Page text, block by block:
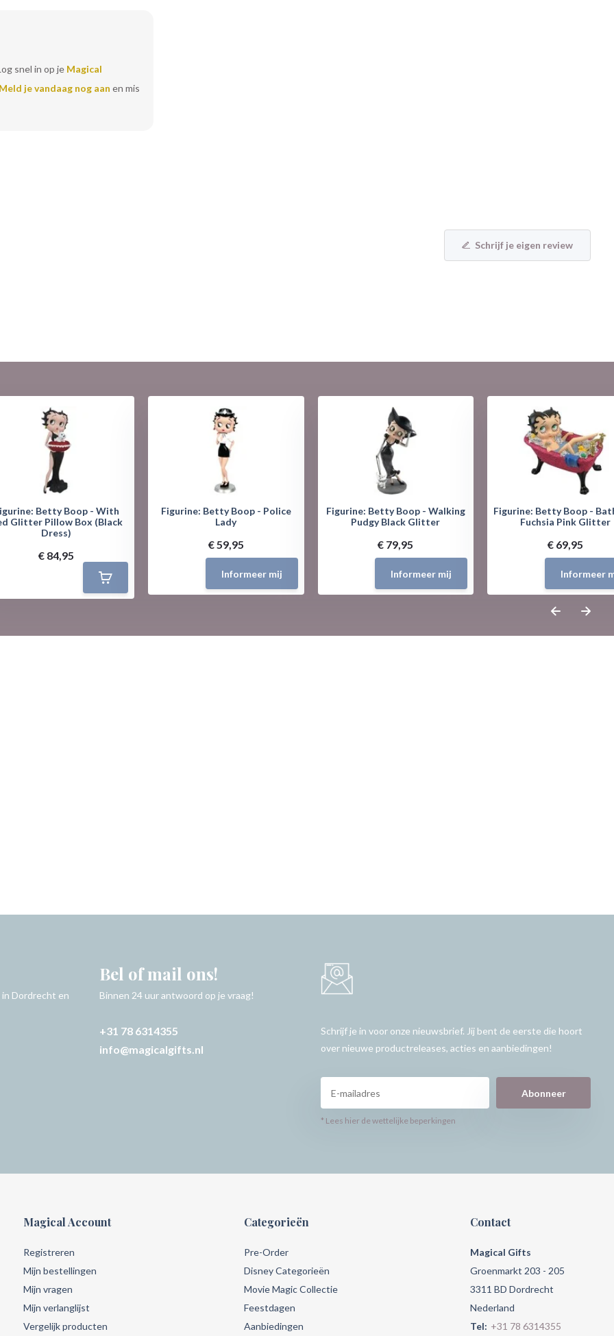
snel in op je Magical
Meld je vandaag nog aan en mis
Schrijf je eigen review
Betty Boop - With
Glitter Pillow Box (Black
Dress)
€ 84,95
Figurine: Betty Boop - Police
Lady
€ 59,95
Informeer mij
Figurine: Betty Boop - Walking
Pudgy Black Glitter
€ 79,95
Informeer mij
Figurine: Betty Boop -
Fuchsia Pink Glitter
€ 69,95
Informeer
Dordrecht en
Bel of mail ons!
Binnen 24 uur antwoord op je vraag!
+31 78 6314355
info@magicalgifts.nl
Schrijf je in voor onze nieuwsbrief. Jij bent de eerste die hoort
over nieuwe productreleases, acties en aanbiedingen!
Abonneer
* Lees hier de wettelijke beperkingen
Magical Account
Registreren
Mijn bestellingen
Mijn vragen
Mijn verlanglijst
Vergelijk producten
Categorieën
Pre-Order
Disney Categorieën
Movie Magic Collectie
Feestdagen
Aanbiedingen
Contact
Magical Gifts
Groenmarkt 203 - 205
3311 BD Dordrecht
Nederland
Tel: +31 78 6314355